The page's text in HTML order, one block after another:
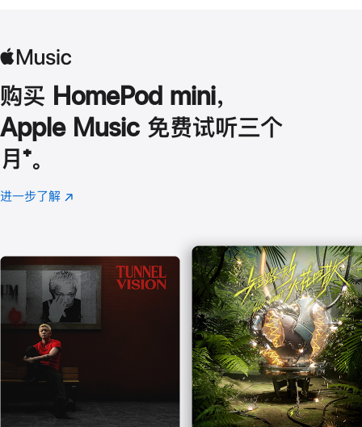
购买 HomePod mini，
Apple Music 免费试听三个
月 脚
注
⁺。
进一步了解 Apple
(在
口
中
打
开)